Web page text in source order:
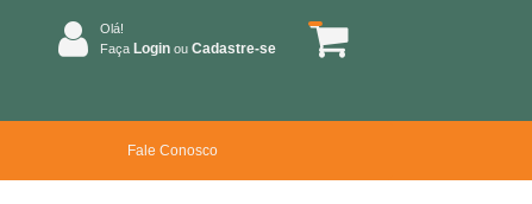
Olá!
Faça Login ou Cadastre-se
Fale Conosco